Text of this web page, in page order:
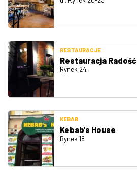
RESTAURACJE
Restauracja Radość
Rynek 24
KEBAB
Kebab's House
Rynek 18